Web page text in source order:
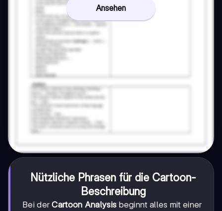
Ansehen
Nützliche Phrasen für die Cartoon-
Beschreibung
Bei derCartoon Analysis beginnt alles mit einer